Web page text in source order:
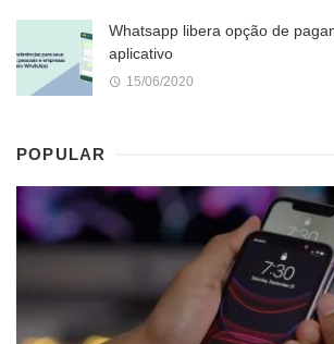
Whatsapp libera opção de
aplicativo
15/06/2020
POPULAR